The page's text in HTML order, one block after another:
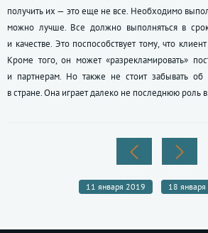
получить их — это еще не все. Необходимо
можно лучше. Все должно выполняться в
и качестве. Это поспособствует тому, что
Кроме того, он может «разрекламировать»
и партнерам. Но также не стоит забывать об
в стране. Она играет далеко не последнюю роль
11 января 2019 18